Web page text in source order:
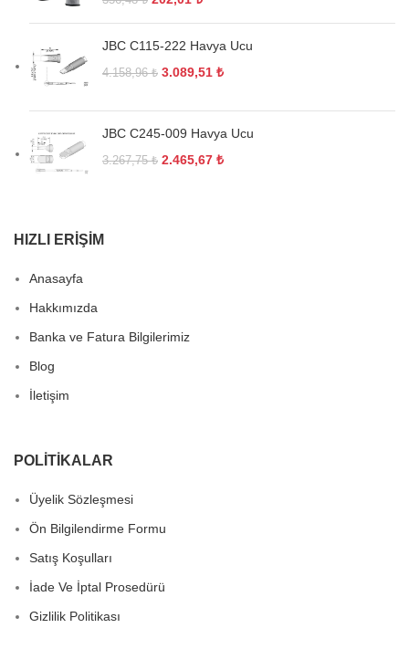
JBC C115-222 Havya Ucu
4.158,96₺ 3.089,51 ₺
JBC C245-009 Havya Ucu
3.267,75₺ 2.465,67 ₺
HIZLI ERIŞIM
Anasayfa
Hakkımızda
Banka ve Fatura Bilgilerimiz
Blog
İletişim
POLITIKALAR
Üyelik Sözleşmesi
Ön Bilgilendirme Formu
Satış Koşulları
İade Ve İptal Prosedürü
Gizlilik Politikası